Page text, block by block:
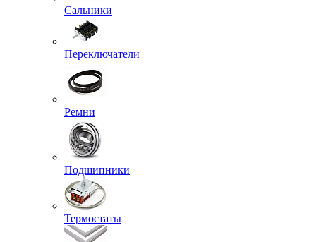
Сальники
Переключатели
Ремни
Подшипники
Термостаты